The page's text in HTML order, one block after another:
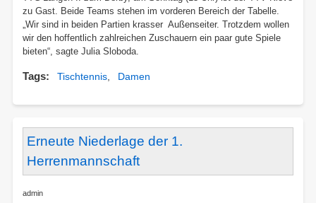
zu Gast. Beide Teams stehen im vorderen Bereich der Tabelle.
„Wir sind in beiden Partien krasser Außenseiter. Trotzdem wollen
wir den hoffentlich zahlreichen Zuschauern ein paar gute Spiele
bieten“, sagte Julia Sloboda.
Tags Tischtennis Damen
Erneute Niederlage der 1.
Herrenmannschaft
admin